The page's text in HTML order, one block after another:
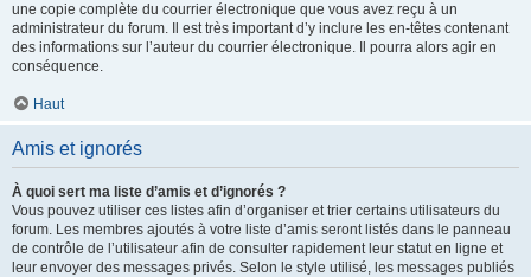
une copie complète du courrier électronique que vous avez reçu à un
administrateur du forum. Il est très important d’y inclure les en-têtes contenant
des informations sur l’auteur du courrier électronique. Il pourra alors agir en
conséquence.
Haut
Amis et ignorés
À quoi sert ma liste d’amis et d’ignorés ?
Vous pouvez utiliser ces listes afin d’organiser et trier certains utilisateurs du
forum. Les membres ajoutés à votre liste d’amis seront listés dans le panneau
de contrôle de l’utilisateur afin de consulter rapidement leur statut en ligne et
leur envoyer des messages privés. Selon le style utilisé, les messages publiés